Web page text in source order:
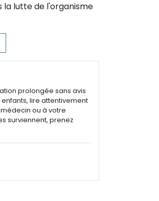
la lutte de l'organisme
prolongée sans avis
lire attentivement
ou à votre
surviennent, prenez